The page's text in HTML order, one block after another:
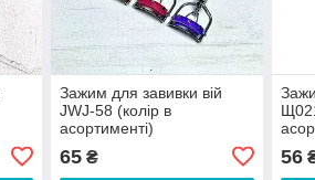
Зажим для завивки вій
JWJ-58 (колір в
асортименті)
65₴ 56